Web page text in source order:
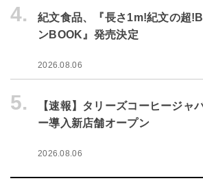
4.
紀文食品、『長さ1m!紀文の超
ンBOOK』発売決定
2026.08.06
5.
【速報】タリーズコーヒージャ
ー導入新店舗オープン
2026.08.06